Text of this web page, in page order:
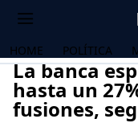
HOME POLÍTICA
La banca
hasta un
fusiones,